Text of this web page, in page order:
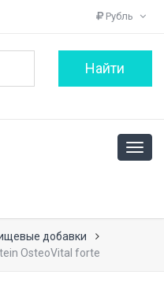
Рубль
добавки
OsteoVital forte